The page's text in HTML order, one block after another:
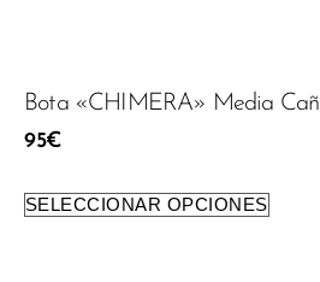
Bota «CHIMERA» Media
95€
SELECCIONAR OPCIONES